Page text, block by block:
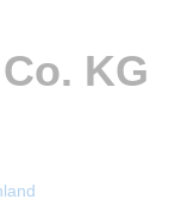
KG